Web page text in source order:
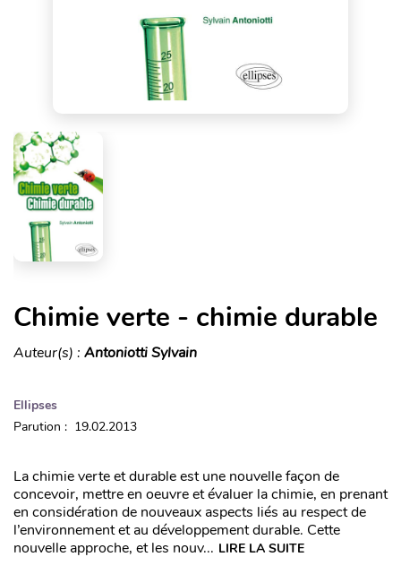
Chimie verte - chimie durable
Auteur(s) : Antoniotti Sylvain
Ellipses
Parution : 19.02.2013
La chimie verte et durable est une nouvelle façon de
concevoir, mettre en oeuvre et évaluer la chimie, en prenant
en considération de nouveaux aspects liés au respect de
l’environnement et au développement durable. Cette
nouvelle approche, et les nouv... LIRE LA SUITE